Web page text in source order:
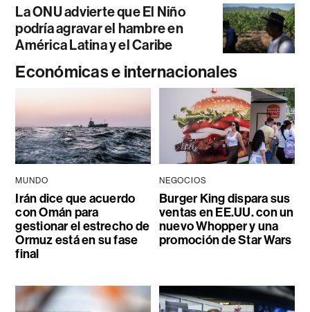
La ONU advierte que El Niño
podría agravar el hambre en
América Latina y el Caribe
Económicas e internacionales
MUNDO
Irán dice que acuerdo
con Omán para
gestionar el estrecho de
Ormuz está en su fase
final
NEGOCIOS
Burger King dispara sus
ventas en EE.UU. con un
nuevo Whopper y una
promoción de Star Wars